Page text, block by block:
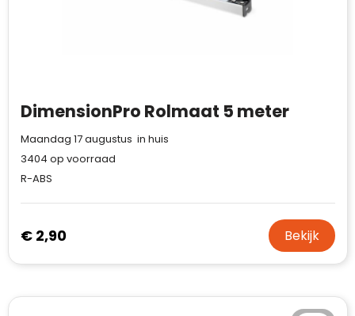
DimensionPro Rolmaat 5 meter
Maandag 17 augustus in huis
3404 op voorraad
R-ABS
€ 2,90 Bekijk